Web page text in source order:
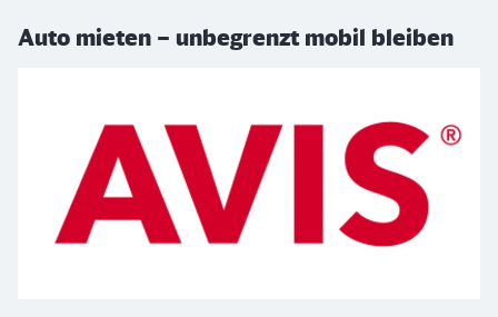
Auto mieten – unbegrenzt mobil bleiben